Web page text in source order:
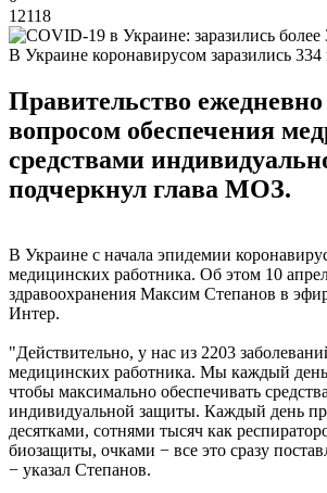
12118
В Украине коронавирусом заразились 334
Правительство
вопросом обеспечения
средствами
подчеркнул глава МОЗ.
В Украине с начала эпидемии
медицинских работника. Об этом 10
здравоохранения Максим Степанов в
Интер.
"Действительно, у нас из 2203
медицинских работника. Мы каждый день
чтобы максимально обеспечивать
индивидуальной защиты. Каждый день
десятками, сотнями тысяч как
биозащиты, очками − все это сразу
− указал Степанов.